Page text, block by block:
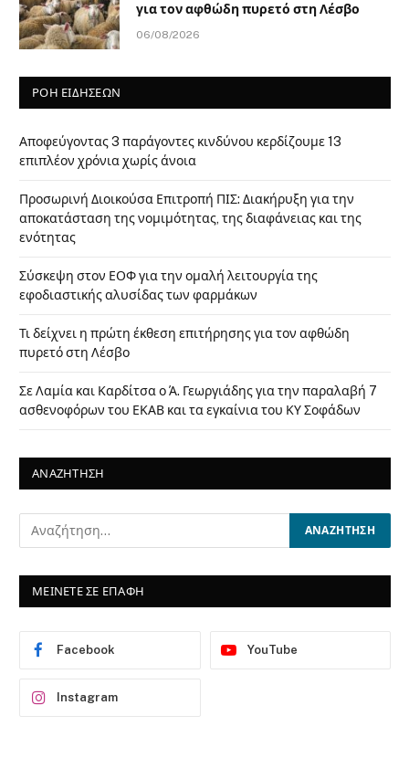
για τον αφθώδη πυρετό στη Λέσβο
06/08/2026
ΡΟΗ ΕΙΔΗΣΕΩΝ
Αποφεύγοντας 3 παράγοντες κινδύνου κερδίζουμε 13
επιπλέον χρόνια χωρίς άνοια
Προσωρινή Διοικούσα Επιτροπή ΠΙΣ: Διακήρυξη για την
αποκατάσταση της νομιμότητας, της διαφάνειας και της
ενότητας
Σύσκεψη στον ΕΟΦ για την ομαλή λειτουργία της
εφοδιαστικής αλυσίδας των φαρμάκων
Τι δείχνει η πρώτη έκθεση επιτήρησης για τον αφθώδη
πυρετό στη Λέσβο
Σε Λαμία και Καρδίτσα ο Ά. Γεωργιάδης για την παραλαβή 7
ασθενοφόρων του ΕΚΑΒ και τα εγκαίνια του ΚΥ Σοφάδων
ΑΝΑΖΗΤΗΣΗ
ΜΕΙΝΕΤΕ ΣΕ ΕΠΑΦΗ
Facebook YouTube
Instagram